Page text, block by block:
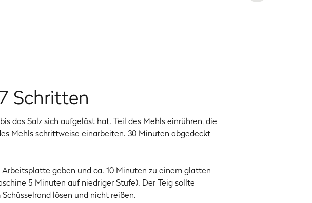
Schritten
das Salz sich aufgelöst hat. Teil des Mehls einrühren, die
Mehls schrittweise einarbeiten. 30 Minuten abgedeckt
geben und ca. 10 Minuten zu einem glatten
5 Minuten auf niedriger Stufe). Der Teig sollte
lösen und nicht reißen.